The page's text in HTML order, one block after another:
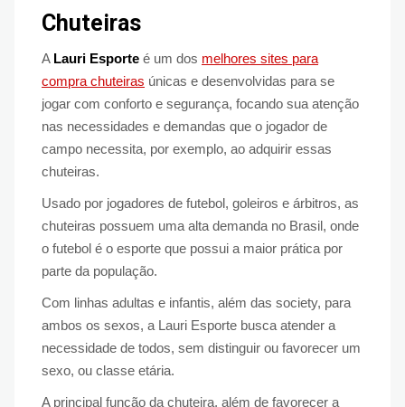
Chuteiras
A Lauri Esporte é um dos melhores sites para
compra chuteiras únicas e desenvolvidas para se
jogar com conforto e segurança, focando sua atenção
nas necessidades e demandas que o jogador de
campo necessita, por exemplo, ao adquirir essas
chuteiras.
Usado por jogadores de futebol, goleiros e árbitros, as
chuteiras possuem uma alta demanda no Brasil, onde
o futebol é o esporte que possui a maior prática por
parte da população.
Com linhas adultas e infantis, além das society, para
ambos os sexos, a Lauri Esporte busca atender a
necessidade de todos, sem distinguir ou favorecer um
sexo, ou classe etária.
A principal função da chuteira, além de favorecer a